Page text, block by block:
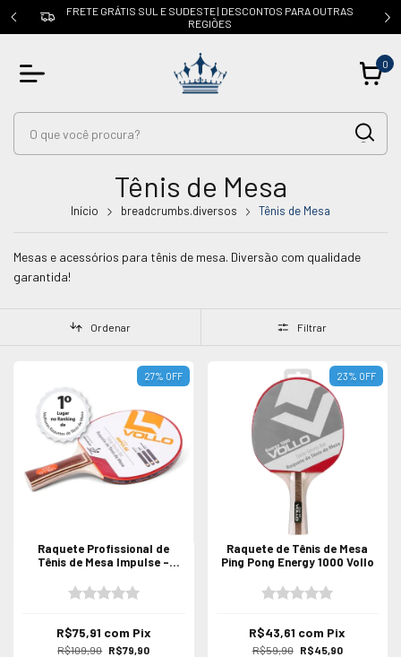
OUTRAS CUPOM: PRIMEIRACOMPRA | 5% OFF na 1ª compra
0
Tênis de Mesa
Início breadcrumbs.diversos Tênis de Mesa
Mesas e acessórios para tênis de mesa. Diversão com qualidade
garantida!
Ordenar Filtrar
27% OFF
Raquete Profissional de
Tênis de Mesa Impulse -
R$109,90 R$79,90
R$75,91 com Pix
23% OFF
Raquete de Tênis de Mesa
Ping Pong Energy 1000 Vollo
R$59,90 R$45,90
R$43,61 com Pix